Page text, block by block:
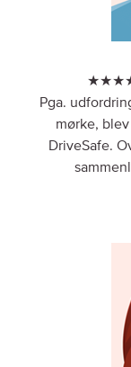
Pga.
mørke,
DriveSafe.